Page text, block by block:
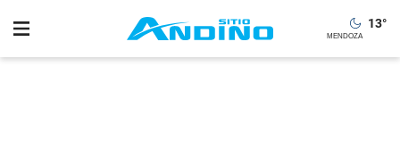
13°